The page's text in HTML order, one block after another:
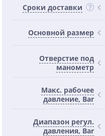
Сроки доставки
Основной размер
Отверстие под
манометр
Макс. рабочее
давление, Bar
Диапазон регул.
давления, Bar